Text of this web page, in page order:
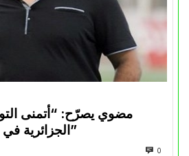
مضوي يصرّح: “أتمنى
الجزائرية في المسابقات القارية”
0